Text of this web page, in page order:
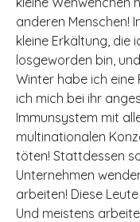
anderen Menschen!
kleine Erkältung, die
losgeworden bin,
Winter habe ich eine
ich mich bei ihr
Immunsystem mit
multinationalen
töten! Stattdessen
Unternehmen
arbeiten! Diese
Und meistens